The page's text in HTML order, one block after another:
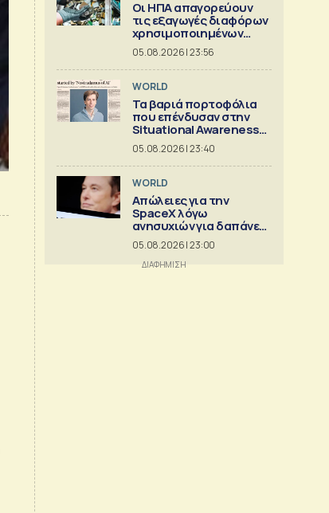
Οι ΗΠΑ απαγορεύουν
τις εξαγωγές διαφόρων
χρησιμοποιημένων
κρίσιμων ορυκτών
05.08.2026 | 23:56
WORLD
Τα βαριά πορτοφόλια
που επένδυσαν στην
Situational Awareness
πριν καταρρεύσει
05.08.2026 | 23:40
WORLD
Απώλειες για την
SpaceX λόγω
ανησυχιών για δαπάνες
ΑΙ
05.08.2026 | 23:00